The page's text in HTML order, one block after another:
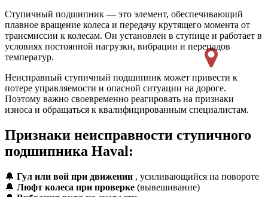
Ступичный подшипник — это элемент, обеспечивающий
плавное вращение колеса и передачу крутящего момента от
трансмиссии к колесам. Он установлен в ступице и работает в
условиях постоянной нагрузки, вибрации и перепадов
температур.
Неисправный ступичный подшипник может привести к
потере управляемости и опасной ситуации на дороге.
Поэтому важно своевременно реагировать на признаки
износа и обращаться к квалифицированным специалистам.
Признаки неисправности ступичного
подшипника Haval:
🔔 Гул или вой при движении , усиливающийся на повороте
🔔 Люфт колеса при проверке (вывешивание)